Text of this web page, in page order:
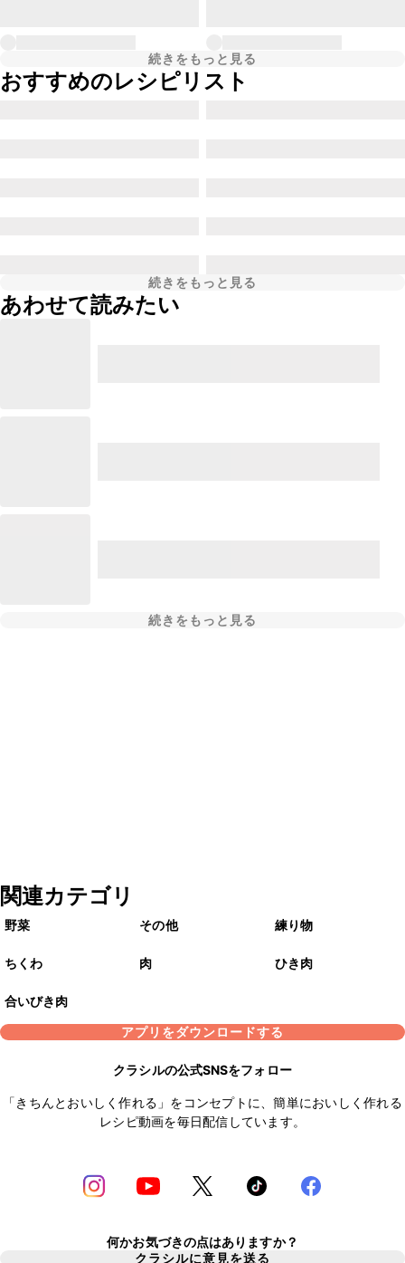
続きをもっと見る
おすすめのレシピリスト
続きをもっと見る
あわせて読みたい
続きをもっと見る
関連カテゴリ
野菜 その他 練り物
ちくわ 肉 ひき肉
合いびき肉
アプリをダウンロードする
クラシルの公式SNSをフォロー
「きちんとおいしく作れる」をコンセプトに、簡単においしく作れる
レシピ動画を毎日配信しています。
何かお気づきの点はありますか？
クラシルに意見を送る